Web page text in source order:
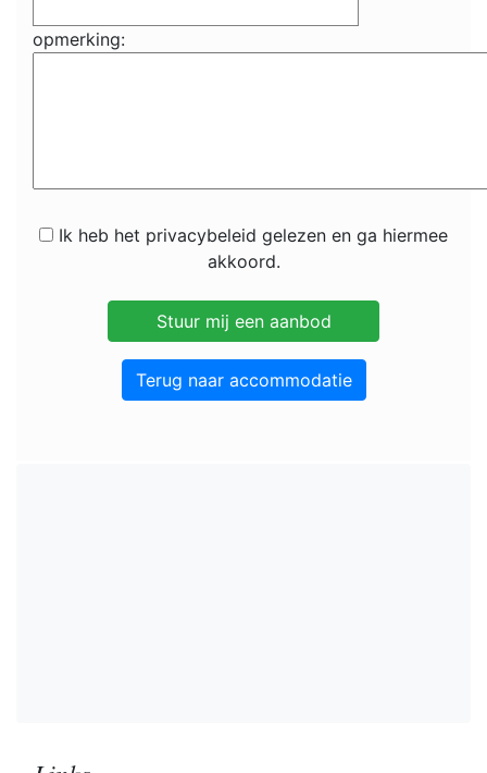
opmerking:
Ik heb het privacybeleid gelezen en ga hiermee
akkoord.
Terug naar accommodatie